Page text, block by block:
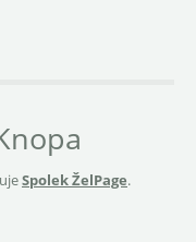
Spolek ŽelPage.